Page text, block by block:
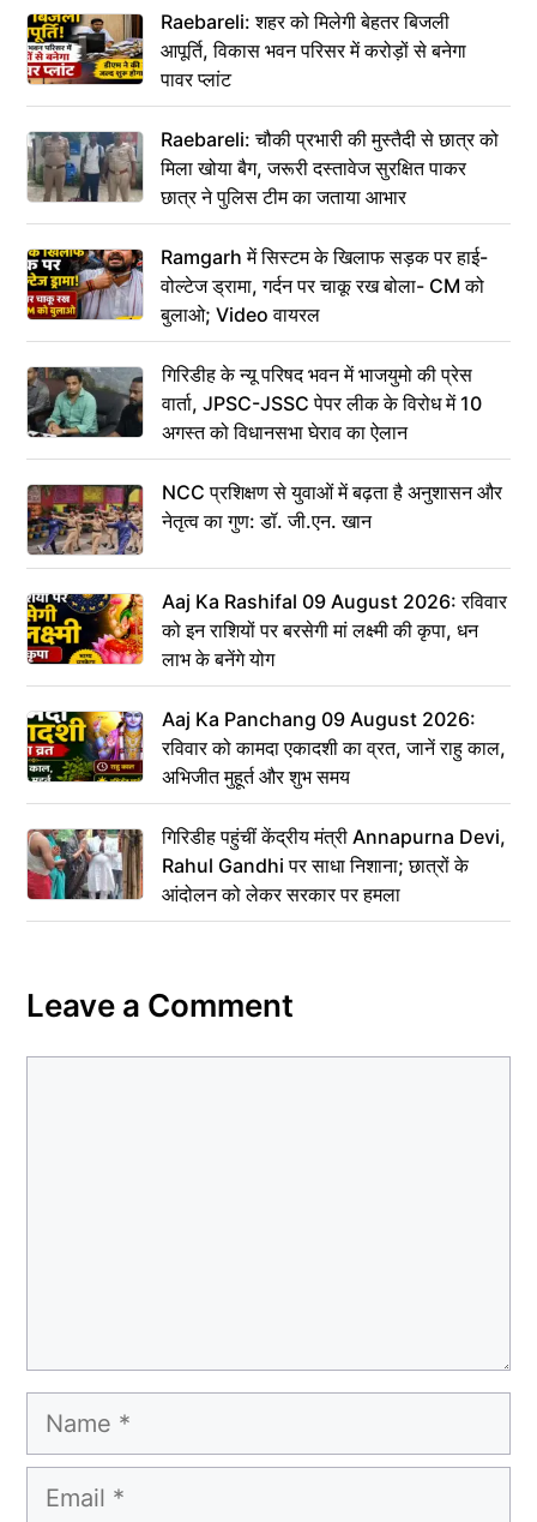
Raebareli: शहर को मिलेगी बेहतर बिजली
आपूर्ति, विकास भवन परिसर में करोड़ों से बनेगा
पावर प्लांट
Raebareli: चौकी प्रभारी की मुस्तैदी से छात्र को
मिला खोया बैग, जरूरी दस्तावेज सुरक्षित पाकर
छात्र ने पुलिस टीम का जताया आभार
Ramgarh में सिस्टम के खिलाफ सड़क पर हाई-
वोल्टेज ड्रामा, गर्दन पर चाकू रख बोला- CM को
बुलाओ; Video वायरल
गिरिडीह के न्यू परिषद भवन में भाजयुमो की प्रेस
वार्ता, JPSC-JSSC पेपर लीक के विरोध में 10
अगस्त को विधानसभा घेराव का ऐलान
NCC प्रशिक्षण से युवाओं में बढ़ता है अनुशासन और
नेतृत्व का गुण: डॉ. जी.एन. खान
Aaj Ka Rashifal 09 August 2026: रविवार
को इन राशियों पर बरसेगी मां लक्ष्मी की कृपा, धन
लाभ के बनेंगे योग
Aaj Ka Panchang 09 August 2026:
रविवार को कामदा एकादशी का व्रत, जानें राहु काल,
अभिजीत मुहूर्त और शुभ समय
गिरिडीह पहुंचीं केंद्रीय मंत्री Annapurna Devi,
Rahul Gandhi पर साधा निशाना; छात्रों के
आंदोलन को लेकर सरकार पर हमला
Leave a Comment
Name
Email